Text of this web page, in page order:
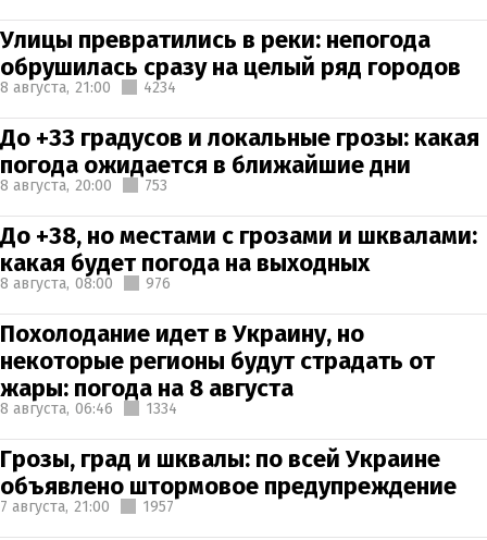
Улицы превратились в реки: непогода
обрушилась сразу на целый ряд городов
8 августа, 21:00 4234
До +33 градусов и локальные грозы: какая
погода ожидается в ближайшие дни
8 августа, 20:00 753
До +38, но местами с грозами и шквалами:
какая будет погода на выходных
8 августа, 08:00 976
Похолодание идет в Украину, но
некоторые регионы будут страдать от
жары: погода на 8 августа
8 августа, 06:46 1334
Грозы, град и шквалы: по всей Украине
объявлено штормовое предупреждение
7 августа, 21:00 1957